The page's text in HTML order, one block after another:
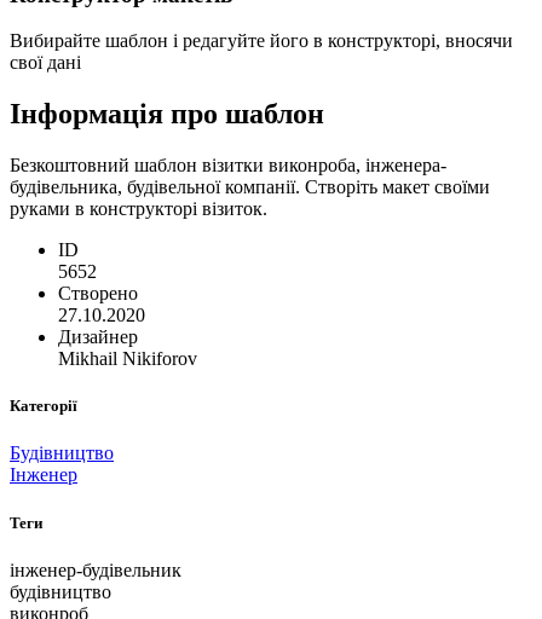
Вибирайте шаблон і редагуйте його в конструкторі, вносячи
свої дані
Інформація про шаблон
Безкоштовний шаблон візитки виконроба, інженера-
будівельника, будівельної компанії. Створіть макет своїми
руками в конструкторі візиток.
ID
5652
Створено
27.10.2020
Дизайнер
Mikhail Nikiforov
Категорії
Будівництво
Інженер
Теги
інженер-будівельник
будівництво
виконроб